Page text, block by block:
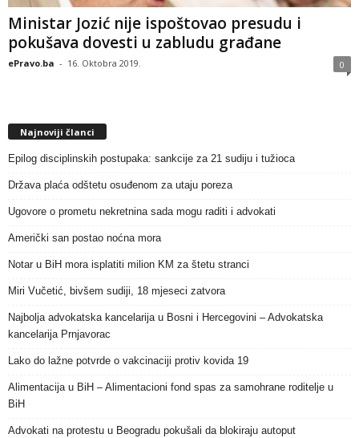
Ministar Jozić nije ispoštovao presudu i
pokušava dovesti u zabludu građane
ePravo.ba - 16. Oktobra 2019. 0
Najnoviji članci
Epilog disciplinskih postupaka: sankcije za 21 sudiju i tužioca
Država plaća odštetu osuđenom za utaju poreza
Ugovore o prometu nekretnina sada mogu raditi i advokati
Američki san postao noćna mora
Notar u BiH mora isplatiti milion KM za štetu stranci
Miri Vučetić, bivšem sudiji, 18 mjeseci zatvora
Najbolja advokatska kancelarija u Bosni i Hercegovini – Advokatska
kancelarija Prnjavorac
Lako do lažne potvrde o vakcinaciji protiv kovida 19
Alimentacija u BiH – Alimentacioni fond spas za samohrane roditelje u
BiH
Advokati na protestu u Beogradu pokušali da blokiraju autoput